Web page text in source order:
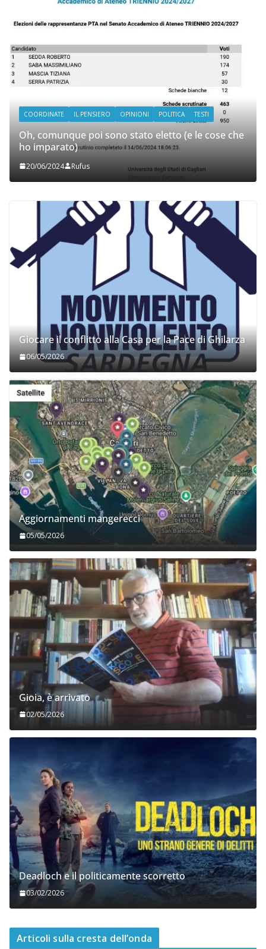
COORDINATE IL PENSIERO OPINIONI POLITICA TESTI
Oh, comunque poi sono stato eletto (e le cose che
ho imparato)
20/06/2024 Rufus
Giocare il conflitto alla Casa per la Pace di Ghilarza
06/05/2026
Aggiornamenti mangerecci
05/05/2026
Gioia, è arrivato
02/05/2026
Deadloch e il politicamente scorretto
03/02/2026
Articoli sulla cresta dell’onda